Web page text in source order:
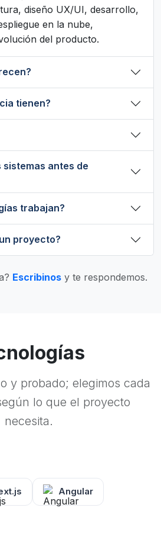
diseño UX/UI, desarrollo,
en la nube,
del producto.
tienen?
sistemas antes de
trabajan?
proyecto?
Escribinos y te respondemos.
y probado; elegimos cada
lo que el proyecto
necesita.
Angular